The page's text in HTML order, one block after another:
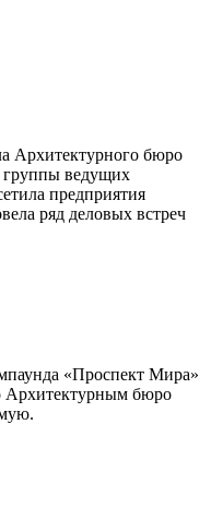
Архитектурного бюро
группы ведущих
предприятия
ряд деловых встреч
«Проспект Мира»
Архитектурным бюро